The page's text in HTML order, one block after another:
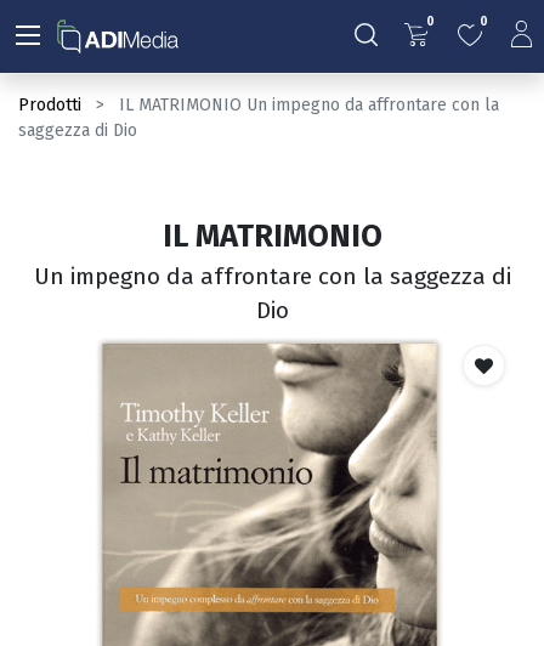
0 0
Prodotti
IL MATRIMONIO Un impegno da affrontare con la
saggezza di Dio
IL MATRIMONIO
Un impegno da affrontare con la saggezza di
Dio